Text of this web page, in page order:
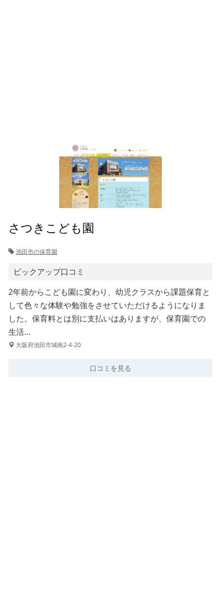
さつきこども園
池田市の保育園
ピックアップ口コミ
2年前からこども園に変わり、幼児クラスから課題保育と
して色々な体験や勉強をさせていただけるようになりま
した。保育料とは別に支払いはありますが、保育園での
生活…
大阪府池田市城南2-4-20
口コミを見る